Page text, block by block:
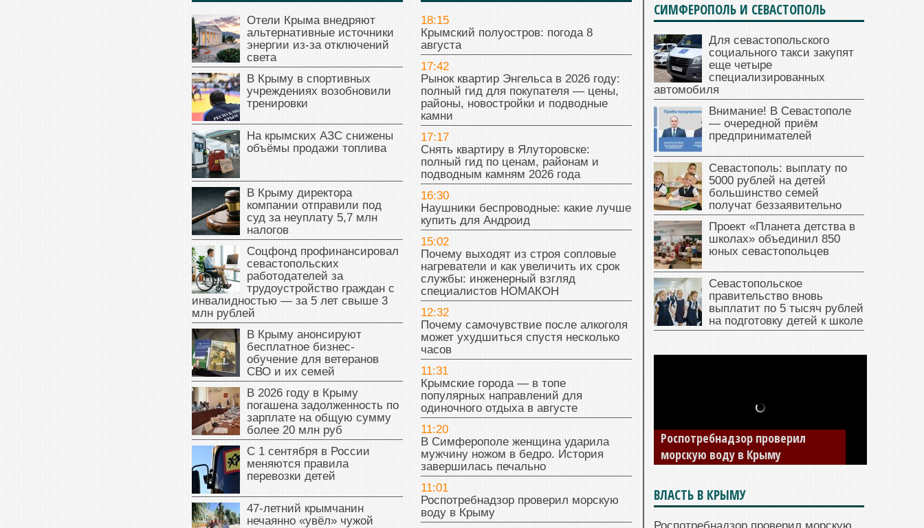
Отели Крыма внедряют
альтернативные источники
энергии из-за отключений
света
В Крыму в спортивных
учреждениях возобновили
тренировки
На крымских АЗС снижены
объёмы продажи топлива
В Крыму директора
компании отправили под
суд за неуплату 5,7 млн
налогов
Соцфонд профинансировал
севастопольских
работодателей за
трудоустройство граждан с
инвалидностью — за 5 лет свыше 3
млн рублей
В Крыму анонсируют
бесплатное бизнес-
обучение для ветеранов
СВО и их семей
В 2026 году в Крыму
погашена задолженность по
зарплате на общую сумму
более 20 млн руб
С 1 сентября в России
меняются правила
перевозки детей
47‑летний крымчанин
нечаянно «увёл» чужой
18:15
Крымский полуостров: погода 8
августа
17:42
Рынок квартир Энгельса в 2026 году:
полный гид для покупателя — цены,
районы, новостройки и подводные
камни
17:17
Снять квартиру в Ялуторовске:
полный гид по ценам, районам и
подводным камням 2026 года
16:30
Наушники беспроводные: какие лучше
купить для Андроид
15:02
Почему выходят из строя сопловые
нагреватели и как увеличить их срок
службы: инженерный взгляд
специалистов НОМАКОН
12:32
Почему самочувствие после алкоголя
может ухудшиться спустя несколько
часов
11:31
Крымские города — в топе
популярных направлений для
одиночного отдыха в августе
11:20
В Симферополе женщина ударила
мужчину ножом в бедро. История
завершилась печально
11:01
Роспотребнадзор проверил морскую
воду в Крыму
СИМФЕРОПОЛЬ И СЕВАСТОПОЛЬ
Для севастопольского
социального такси закупят
еще четыре
специализированных
автомобиля
Внимание! В Севастополе
— очередной приём
предпринимателей
Севастополь: выплату по
5000 рублей на детей
большинство семей
получат беззаявительно
Проект «Планета детства в
школах» объединил 850
юных севастопольцев
Севастопольское
правительство вновь
выплатит по 5 тысяч рублей
на подготовку детей к школе
автомобиль — накопил долги по
штрафам ГИБДД
ВЛАСТЬ В КРЫМУ